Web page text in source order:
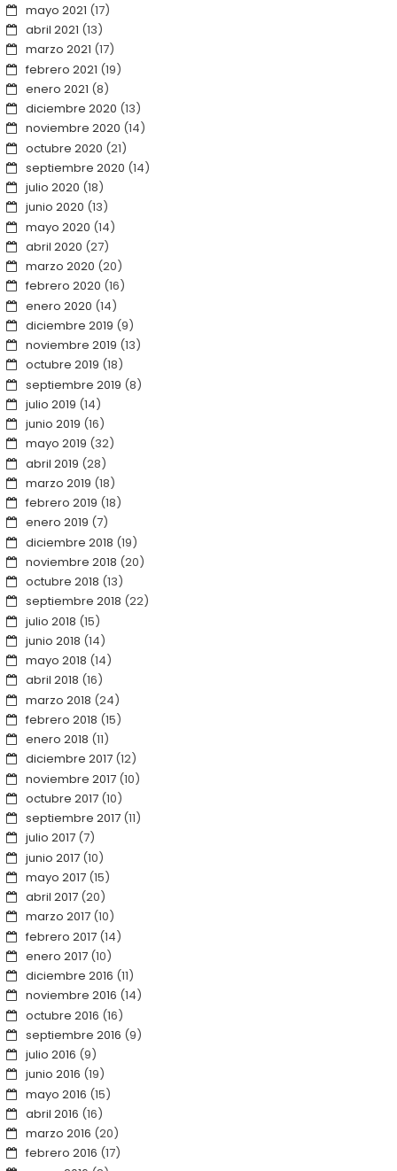
mayo 2021 (17)
abril 2021 (13)
marzo 2021 (17)
febrero 2021 (19)
enero 2021 (8)
diciembre 2020 (13)
noviembre 2020 (14)
octubre 2020 (21)
septiembre 2020 (14)
julio 2020 (18)
junio 2020 (13)
mayo 2020 (14)
abril 2020 (27)
marzo 2020 (20)
febrero 2020 (16)
enero 2020 (14)
diciembre 2019 (9)
noviembre 2019 (13)
octubre 2019 (18)
septiembre 2019 (8)
julio 2019 (14)
junio 2019 (16)
mayo 2019 (32)
abril 2019 (28)
marzo 2019 (18)
febrero 2019 (18)
enero 2019 (7)
diciembre 2018 (19)
noviembre 2018 (20)
octubre 2018 (13)
septiembre 2018 (22)
julio 2018 (15)
junio 2018 (14)
mayo 2018 (14)
abril 2018 (16)
marzo 2018 (24)
febrero 2018 (15)
enero 2018 (11)
diciembre 2017(12)
noviembre 2017(10)
octubre 2017(10)
septiembre 2017(11)
julio 2017(7)
junio 2017(10)
mayo 2017(15)
abril 2017(20)
marzo 2017(10)
febrero 2017(14)
enero 2017(10)
diciembre 2016 (11)
noviembre 2016 (14)
octubre 2016 (16)
septiembre 2016 (9)
julio 2016 (9)
junio 2016 (19)
mayo 2016 (15)
abril 2016 (16)
marzo 2016 (20)
febrero 2016 (17)